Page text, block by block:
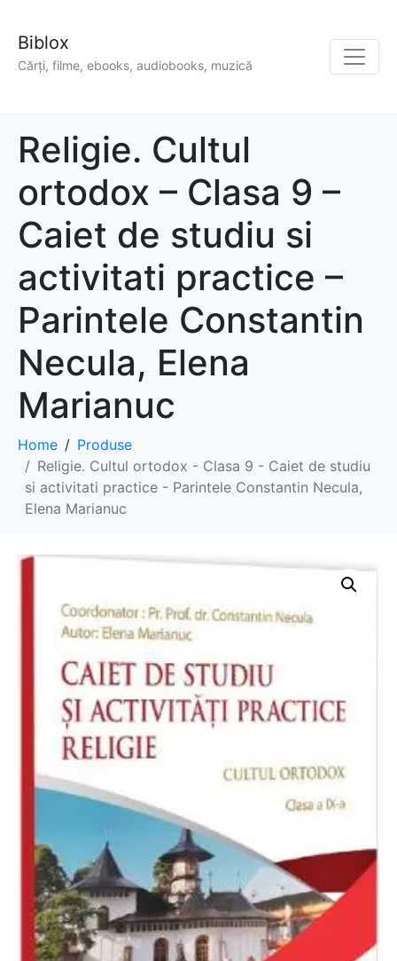
Biblox
Cărți, filme, ebooks, audiobooks, muzică
Religie. Cultul
ortodox – Clasa 9 –
Caiet de studiu si
activitati practice –
Parintele Constantin
Necula, Elena
Marianuc
Home
Produse
Religie. Cultul ortodox - Clasa 9 - Caiet de studiu
si activitati practice - Parintele Constantin Necula,
Elena Marianuc